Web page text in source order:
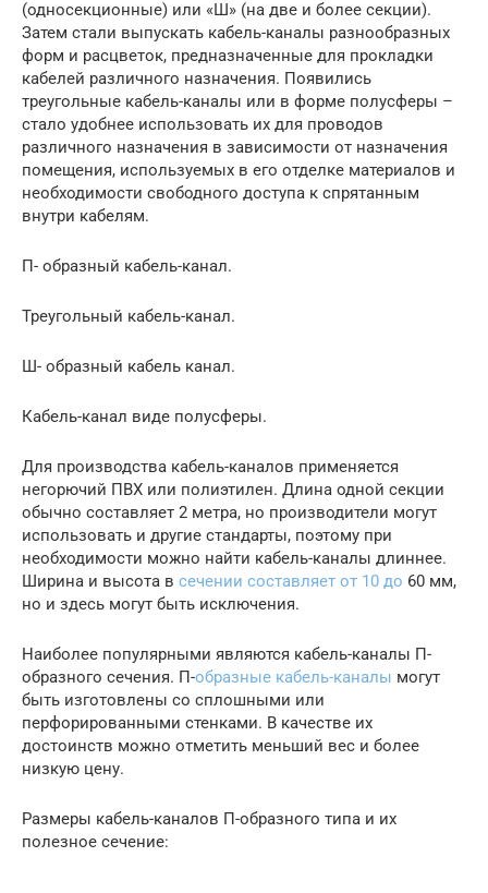
(односекционные) или «Ш» (на две и более секции).
Затем стали выпускать кабель-каналы разнообразных
форм и расцветок, предназначенные для прокладки
кабелей различного назначения. Появились
треугольные кабель-каналы или в форме полусферы –
стало удобнее использовать их для проводов
различного назначения в зависимости от назначения
помещения, используемых в его отделке материалов и
необходимости свободного доступа к спрятанным
внутри кабелям.
П- образный кабель-канал.
Треугольный кабель-канал.
Ш- образный кабель канал.
Кабель-канал виде полусферы.
Для производства кабель-каналов применяется
негорючий ПВХ или полиэтилен. Длина одной секции
обычно составляет 2 метра, но производители могут
использовать и другие стандарты, поэтому при
необходимости можно найти кабель-каналы длиннее.
Ширина и высота в сечении составляет от 10 до 60 мм,
но и здесь могут быть исключения.
Наиболее популярными являются кабель-каналы П-
образного сечения. П-образные кабель-каналы могут
быть изготовлены со сплошными или
перфорированными стенками. В качестве их
достоинств можно отметить меньший вес и более
низкую цену.
Размеры кабель-каналов П-образного типа и их
полезное сечение: